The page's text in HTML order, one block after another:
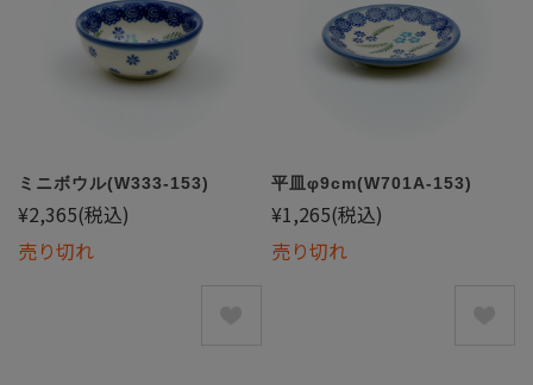
ミニボウル(W333-153)
¥2,365(税込)
売り切れ
平皿φ9cm(W701A-153)
¥1,265(税込)
売り切れ